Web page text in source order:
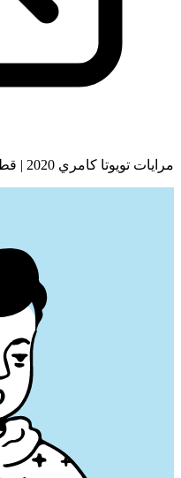
مرايات تويوتا كامري 2020 | قطع تشليح أصلية بأسعار منافسة